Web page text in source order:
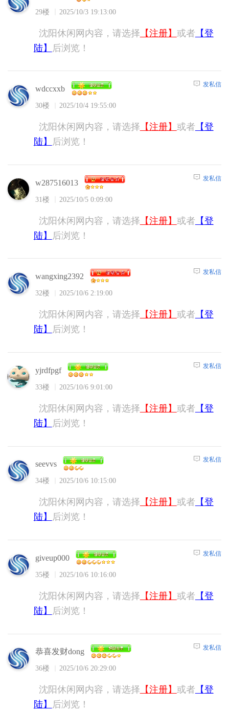
29楼 2025/10/3 19:13:00
沈阳休闲网内容，请选择 【注册】 或者 【登
陆】
后浏览！
wdccxxb
30楼 2025/10/4 19:55:00
发私信
沈阳休闲网内容，请选择 【注册】 或者 【登
陆】
后浏览！
w287516013
31楼 2025/10/5 0:09:00
发私信
沈阳休闲网内容，请选择 【注册】 或者 【登
陆】
后浏览！
wangxing2392
32楼 2025/10/6 2:19:00
发私信
沈阳休闲网内容，请选择 【注册】 或者 【登
陆】
后浏览！
yjrdfpgf
33楼 2025/10/6 9:01:00
发私信
沈阳休闲网内容，请选择 【注册】 或者 【登
陆】
后浏览！
seevvs
34楼 2025/10/6 10:15:00
发私信
沈阳休闲网内容，请选择 【注册】 或者 【登
陆】
后浏览！
giveup000
35楼 2025/10/6 10:16:00
发私信
沈阳休闲网内容，请选择 【注册】 或者 【登
陆】
后浏览！
恭喜发财dong
36楼 2025/10/6 20:29:00
发私信
沈阳休闲网内容，请选择 【注册】 或者 【登
陆】
后浏览！